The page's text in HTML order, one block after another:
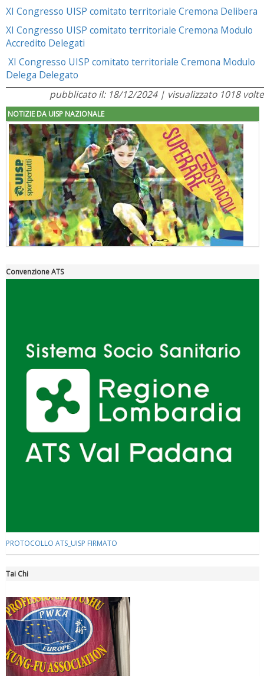
XI Congresso UISP comitato territoriale Cremona Delibera
XI Congresso UISP comitato territoriale Cremona Modulo
Accredito Delegati
XI Congresso UISP comitato territoriale Cremona Modulo
Delega Delegato
pubblicato il: 18/12/2024 | visualizzato 1018 volte
NOTIZIE DA UISP NAZIONALE
"Superare gli ostacoli": la relazione di Tiziano Pesce al CN Uisp
rivoluzioni"
Tiziano Pesce a Radio InBlu2000 traccia il bilancio della stagione
Convenzione ATS
PROTOCOLLO ATS_UISP FIRMATO
Tai Chi